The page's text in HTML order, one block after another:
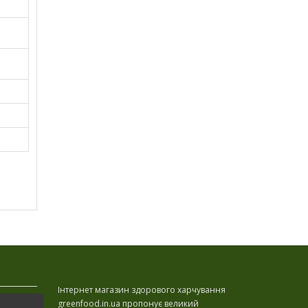
Інтернет магазин здорового харчування
greenfood.in.ua пропонує великий